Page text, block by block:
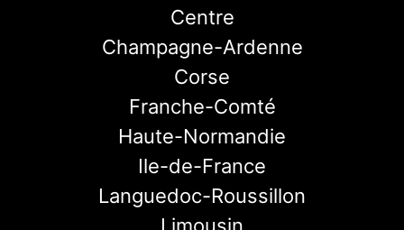
Centre
Champagne-Ardenne
Corse
Franche-Comté
Haute-Normandie
Ile-de-France
Languedoc-Roussillon